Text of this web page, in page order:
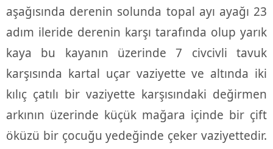
aşağısında derenin solunda topal ayı ayağı 23
adım ileride derenin karşı tarafında olup yarık
kaya bu kayanın üzerinde 7 civcivli tavuk
karşısında kartal uçar vaziyette ve altında iki
kılıç çatılı bir vaziyette karşısındaki değirmen
arkının üzerinde küçük mağara içinde bir çift
öküzü bir çocuğu yedeğinde çeker vaziyettedir.